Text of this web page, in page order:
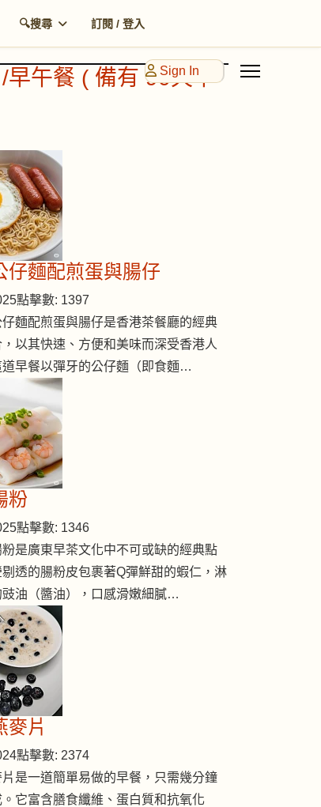
🔍搜尋 訂閱 / 登入
Sign In
早午餐 ( 備有 90天早
仔麵配煎蛋與腸仔
點擊數: 1397
麵配煎蛋與腸仔是香港茶餐廳的經典
以其快速、方便和美味而深受香港人
道早餐以彈牙的公仔麵（即食麵…
粉
點擊數: 1346
是廣東早茶文化中不可或缺的經典點
透的腸粉皮包裹著Q彈鮮甜的蝦仁，淋
豉油（醬油），口感滑嫩細膩…
麥片
點擊數: 2374
是一道簡單易做的早餐，只需幾分鐘
。它富含膳食纖維、蛋白質和抗氧化